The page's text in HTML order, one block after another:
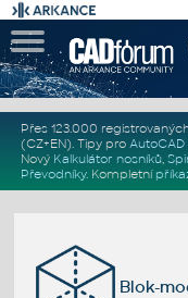
Přes 123.000
(CZ+EN). Tipy pro AutoCAD
Nový Kalkulátor nosníků,
Převodníky. Kompletní
Blok-